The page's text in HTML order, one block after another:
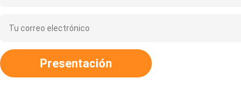
Presentación